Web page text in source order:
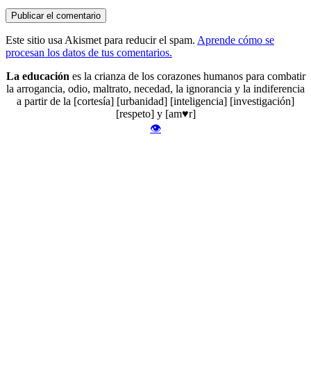
Este sitio usa Akismet para reducir el spam. Aprende cómo se
procesan los datos de tus comentarios.
La educaciónes la crianza de los corazones humanos para combatir
la arrogancia, odio, maltrato, necedad, la ignorancia y la indiferencia
a partir de la [cortesía] [urbanidad] [inteligencia] [investigación]
[respeto] y [am♥r]
👁